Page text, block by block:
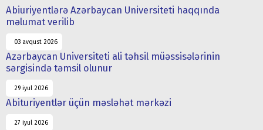
Abiuriyentlərə Azərbaycan Universiteti haqqında
məlumat verilib
03 avqust 2026
Azərbaycan Universiteti ali təhsil müəssisələrinin
sərgisində təmsil olunur
29 iyul 2026
Abituriyentlər üçün məsləhət mərkəzi
27 iyul 2026